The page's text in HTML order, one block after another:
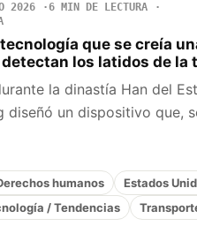
2026
6 MIN DE LECTURA
que se creía
los latidos de la
la dinastía Han del
diseñó un dispositivo que,
humanos
Estados
/ Tendencias